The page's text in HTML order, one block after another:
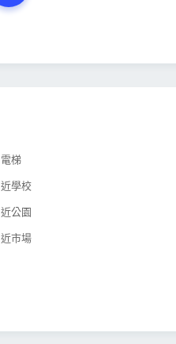
電梯
近學校
近公園
近市場